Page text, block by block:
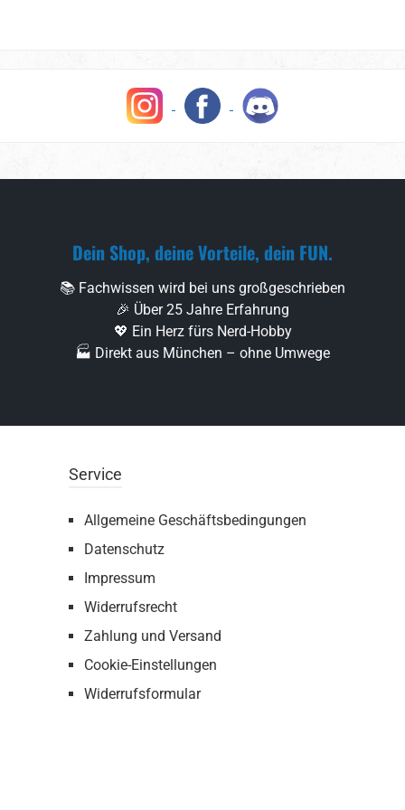
Dein Shop, deine Vorteile, dein FUN.
📚 Fachwissen wird bei uns großgeschrieben
🎉 Über 25 Jahre Erfahrung
💖 Ein Herz fürs Nerd-Hobby
🏭 Direkt aus München – ohne Umwege
Service
Allgemeine Geschäftsbedingungen
Datenschutz
Impressum
Widerrufsrecht
Zahlung und Versand
Cookie-Einstellungen
Widerrufsformular